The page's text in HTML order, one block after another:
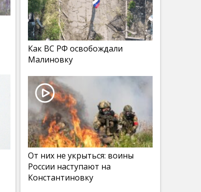
Как ВС РФ освобождали
Малиновку
От них не укрыться: воины
России наступают на
Константиновку